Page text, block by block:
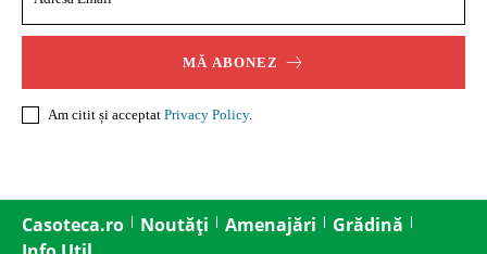
MĂ ABONEZ
Am citit și acceptat Privacy Policy.
Casoteca.ro Noutăți Amenajări
Grădină